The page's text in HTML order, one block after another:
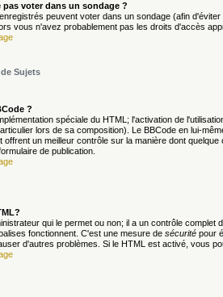
voter dans un sondage ?
peuvent voter dans un sondage (afin
vous n'avez probablement pas les droits d'accès
Sujets
?
spéciale du HTML; l'activation de
lors de sa composition). Le BBCode en lui-
offrent un meilleur contrôle sur la manière dont
de publication.
qui le permet ou non; il a un contrôle
fonctionnent. C'est une mesure de sécurité pour
d'autres problèmes. Si le HTML est activé, vous